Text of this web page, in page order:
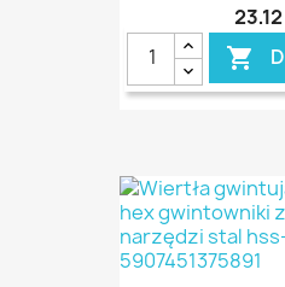
